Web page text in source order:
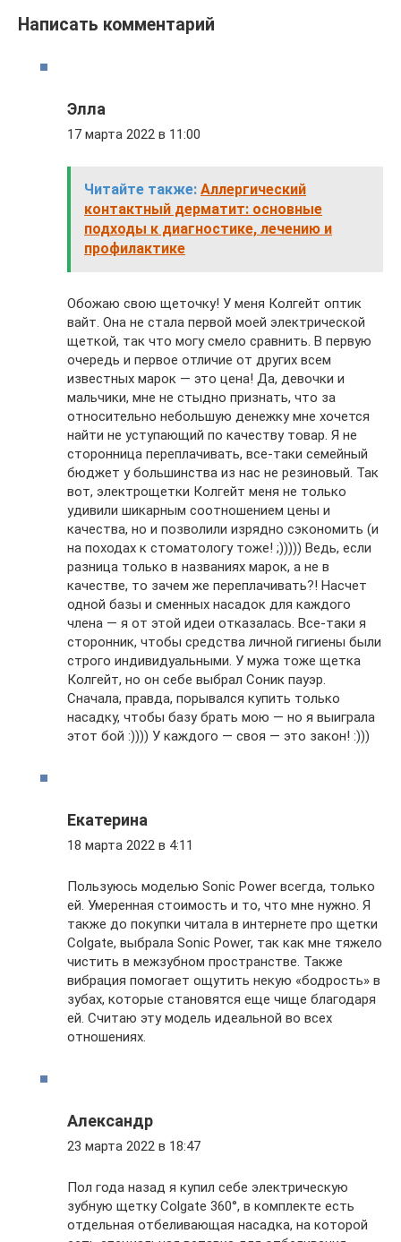
Написать комментарий
Элла
17 марта 2022 в 11:00
Читайте также: Аллергический
контактный дерматит: основные
подходы к диагностике, лечению и
профилактике
Обожаю свою щеточку! У меня Колгейт оптик
вайт. Она не стала первой моей электрической
щеткой, так что могу смело сравнить. В первую
очередь и первое отличие от других всем
известных марок — это цена! Да, девочки и
мальчики, мне не стыдно признать, что за
относительно небольшую денежку мне хочется
найти не уступающий по качеству товар. Я не
сторонница переплачивать, все-таки семейный
бюджет у большинства из нас не резиновый. Так
вот, электрощетки Колгейт меня не только
удивили шикарным соотношением цены и
качества, но и позволили изрядно сэкономить (и
на походах к стоматологу тоже! ;))))) Ведь, если
разница только в названиях марок, а не в
качестве, то зачем же переплачивать?! Насчет
одной базы и сменных насадок для каждого
члена — я от этой идеи отказалась. Все-таки я
сторонник, чтобы средства личной гигиены были
строго индивидуальными. У мужа тоже щетка
Колгейт, но он себе выбрал Соник пауэр.
Сначала, правда, порывался купить только
насадку, чтобы базу брать мою — но я выиграла
этот бой :)))) У каждого — своя — это закон! :)))
Екатерина
18 марта 2022 в 4:11
Пользуюсь моделью Sonic Power всегда, только
ей. Умеренная стоимость и то, что мне нужно. Я
также до покупки читала в интернете про щетки
Colgate, выбрала Sonic Power, так как мне тяжело
чистить в межзубном пространстве. Также
вибрация помогает ощутить некую «бодрость» в
зубах, которые становятся еще чище благодаря
ей. Считаю эту модель идеальной во всех
отношениях.
Александр
23 марта 2022 в 18:47
Пол года назад я купил себе электрическую
зубную щетку Colgate 360°, в комплекте есть
отдельная отбеливающая насадка, на которой